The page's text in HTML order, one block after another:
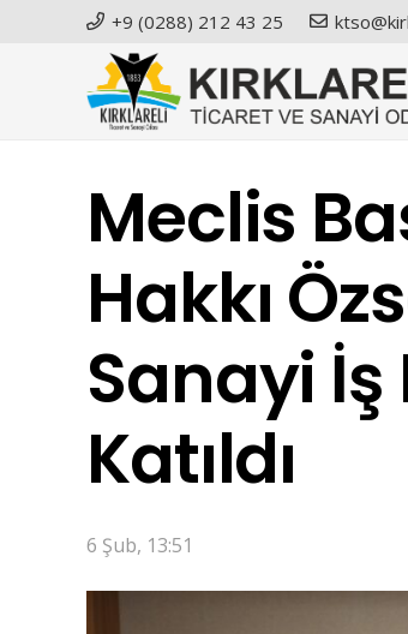
+9 (0288) 212 43 25
Meclis
Hakkı
Sanayi İş
Katıldı
6 Şub, 13:51